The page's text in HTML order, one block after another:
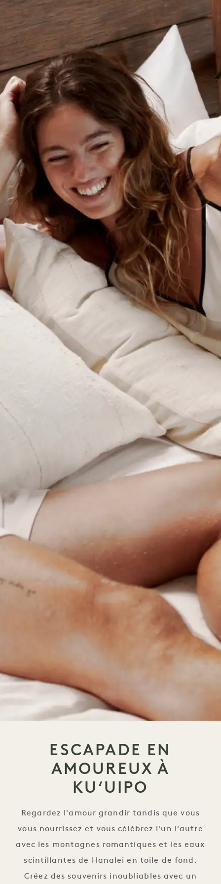
ESCAPADE EN
AMOUREUX À
KUʻUIPO
Regardez l'amour grandir tandis que vous
vous nourrissez et vous célébrez l'un l'autre
avec les montagnes romantiques et les eaux
scintillantes de Hanalei en toile de fond.
Créez des souvenirs inoubliables avec un